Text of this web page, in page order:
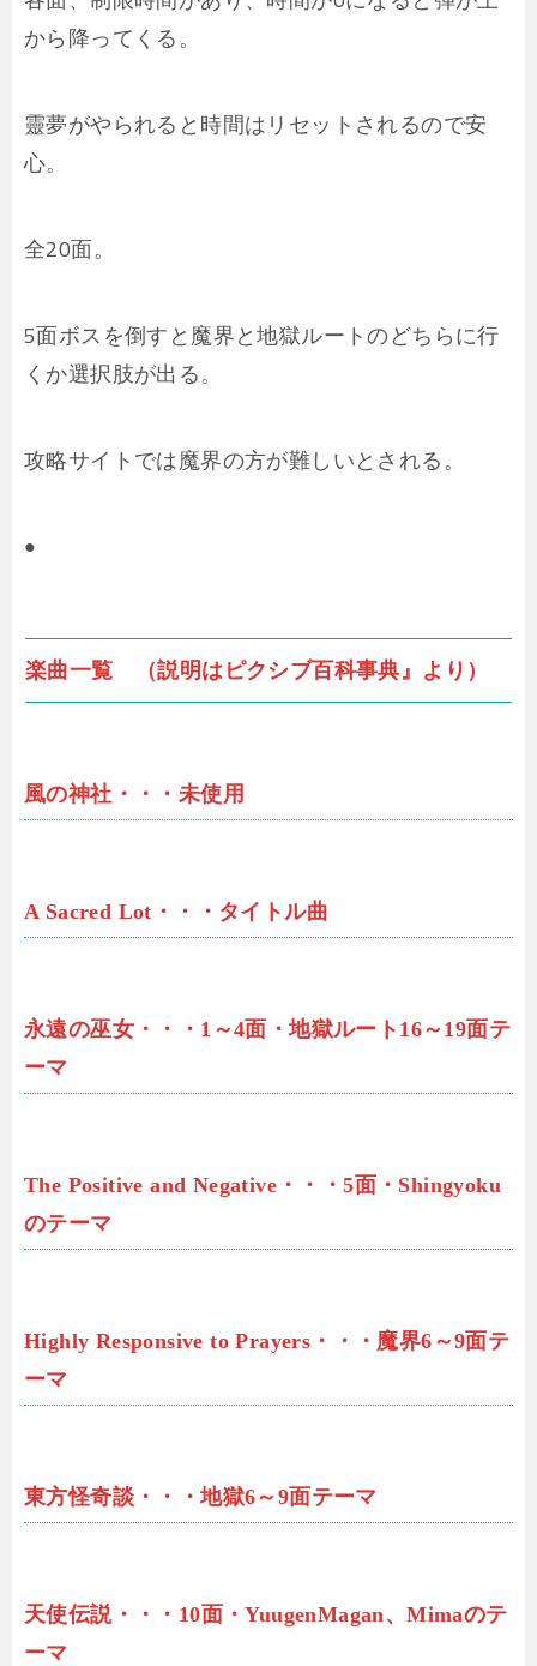
から降ってくる。
靈夢がやられると時間はリセットされるので安
心。
全20面。
5面ボスを倒すと魔界と地獄ルートのどちらに行
くか選択肢が出る。
攻略サイトでは魔界の方が難しいとされる。
●
楽曲一覧 （説明はピクシブ百科事典』より）
風の神社・・・未使用
A Sacred Lot・・・タイトル曲
永遠の巫女・・・1～4面・地獄ルート16～19面テ
ーマ
The Positive and Negative・・・5面・Shingyoku
のテーマ
Highly Responsive to Prayers・・・魔界6～9面テ
ーマ
東方怪奇談・・・地獄6～9面テーマ
天使伝説・・・10面・YuugenMagan、Mimaのテ
ーマ